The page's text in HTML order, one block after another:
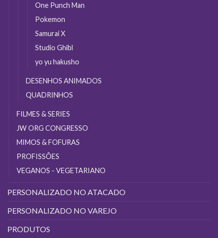
One Punch Man
Pokemon
Samurai X
Studio Ghibl
yo yu hakusho
DESENHOS ANIMADOS
QUADRINHOS
FILMES & SERIES
JW ORG CONGRESSO
MIMOS & FOFURAS
PROFISSÕES
VEGANOS - VEGETARIANO
PERSONALIZADO NO ATACADO
PERSONALIZADO NO VAREJO
PRODUTOS